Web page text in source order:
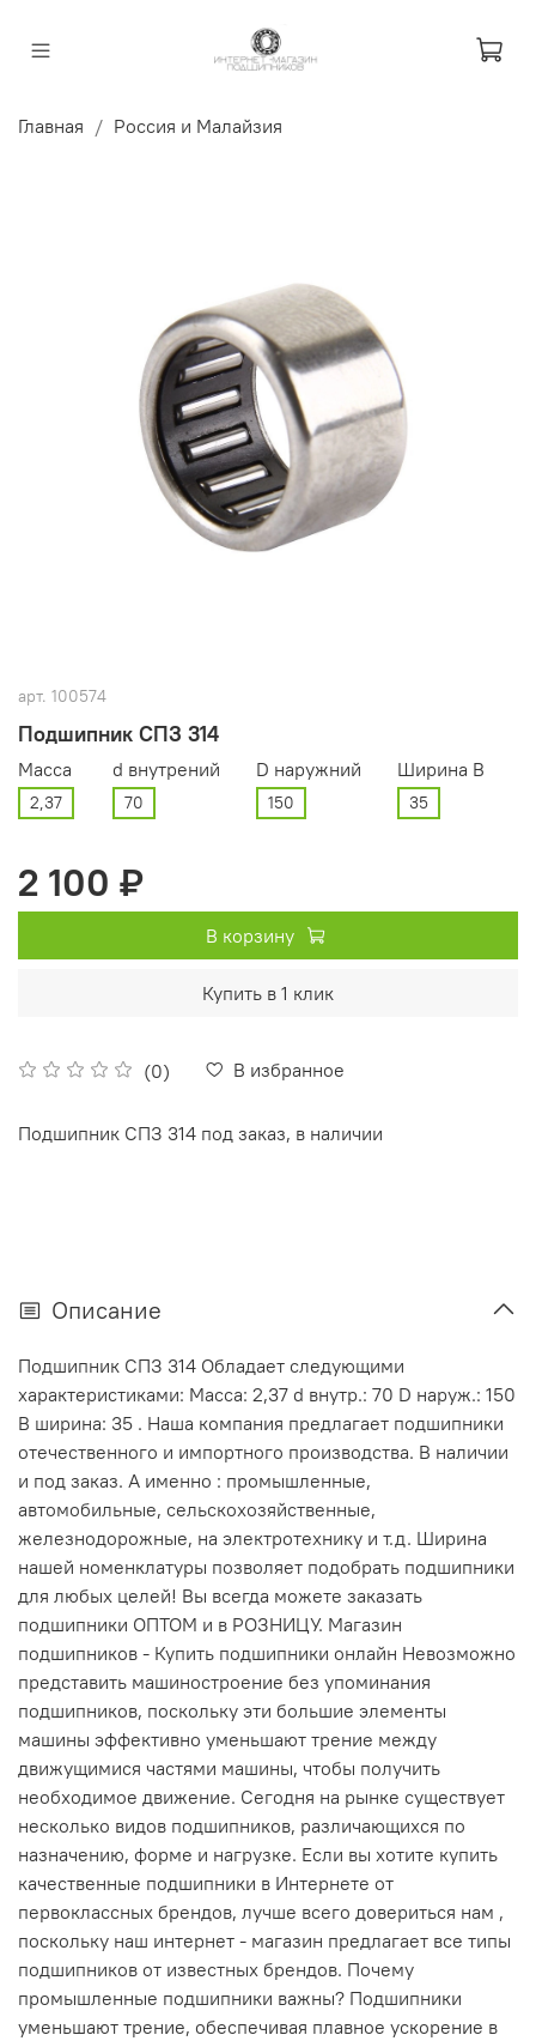
Главная Россия и Малайзия
арт. 100574
Подшипник СПЗ 314
(0) В избранное
Масса
2,37
d внутрений
70
D наружний
150
Ширина В
35
2 100 ₽
В корзину
Купить в 1 клик
Подшипник СПЗ 314 под заказ, в наличии
Описание
Подшипник СПЗ 314 Обладает следующими
характеристиками: Масса: 2,37 d внутр.: 70 D наруж.: 150
В ширина: 35 . Наша компания предлагает подшипники
отечественного и импортного производства. В наличии
и под заказ. А именно : промышленные,
автомобильные, сельскохозяйственные,
железнодорожные, на электротехнику и т.д. Ширина
нашей номенклатуры позволяет подобрать подшипники
для любых целей! Вы всегда можете заказать
подшипники ОПТОМ и в РОЗНИЦУ. Магазин
подшипников - Купить подшипники онлайн Невозможно
представить машиностроение без упоминания
подшипников, поскольку эти большие элементы
машины эффективно уменьшают трение между
движущимися частями машины, чтобы получить
необходимое движение. Сегодня на рынке существует
несколько видов подшипников, различающихся по
назначению, форме и нагрузке. Если вы хотите купить
качественные подшипники в Интернете от
первоклассных брендов, лучше всего довериться нам ,
поскольку наш интернет - магазин предлагает все типы
подшипников от известных брендов. Почему
промышленные подшипники важны? Подшипники
уменьшают трение, обеспечивая плавное ускорение в